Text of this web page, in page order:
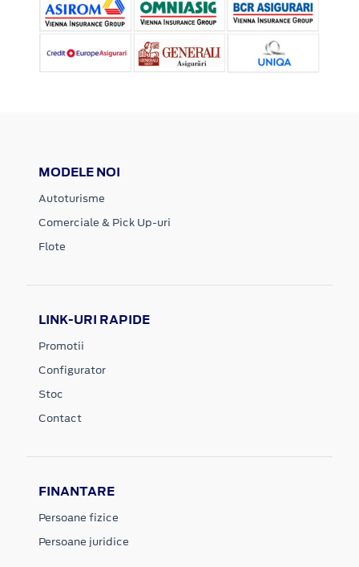
MODELE NOI
Autoturisme
Comerciale & Pick Up-uri
Flote
LINK-URI RAPIDE
Promotii
Configurator
Stoc
Contact
FINANTARE
Persoane fizice
Persoane juridice